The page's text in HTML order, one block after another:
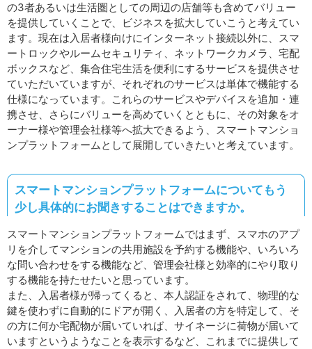
の3者あるいは生活圏としての周辺の店舗等も含めてバリュー
を提供していくことで、ビジネスを拡大していこうと考えてい
ます。現在は入居者様向けにインターネット接続以外に、スマ
ートロックやルームセキュリティ、ネットワークカメラ、宅配
ボックスなど、集合住宅生活を便利にするサービスを提供させ
ていただいていますが、それぞれのサービスは単体で機能する
仕様になっています。これらのサービスやデバイスを追加・連
携させ、さらにバリューを高めていくとともに、その対象をオ
ーナー様や管理会社様等へ拡大できるよう、スマートマンショ
ンプラットフォームとして展開していきたいと考えています。
スマートマンションプラットフォームについてもう
少し具体的にお聞きすることはできますか。
スマートマンションプラットフォームではまず、スマホのアプ
リを介してマンションの共用施設を予約する機能や、いろいろ
な問い合わせをする機能など、管理会社様と効率的にやり取り
する機能を持たせたいと思っています。
また、入居者様が帰ってくると、本人認証をされて、物理的な
鍵を使わずに自動的にドアが開く、入居者の方を特定して、そ
の方に何か宅配物が届いていれば、サイネージに荷物が届いて
いますというようなことを表示するなど、これまでに提供して